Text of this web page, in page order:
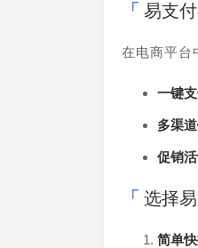
易支
在电商平台
一键
多渠
促销
选择
简单